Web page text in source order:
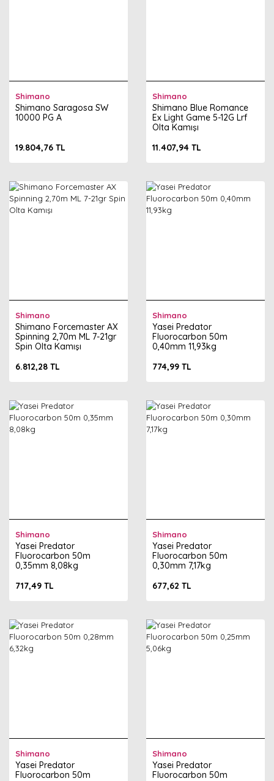
Shimano
Shimano Saragosa SW
10000 PG A
19.804,76 TL
Shimano
Shimano Blue Romance
Ex Light Game 5-12G Lrf
Olta Kamışı
11.407,94 TL
Shimano
Shimano Forcemaster AX
Spinning 2,70m ML 7-21gr
Spin Olta Kamışı
6.812,28 TL
Shimano
Yasei Predator
Fluorocarbon 50m
0,40mm 11,93kg
774,99 TL
Shimano
Yasei Predator
Fluorocarbon 50m
0,35mm 8,08kg
717,49 TL
Shimano
Yasei Predator
Fluorocarbon 50m
0,30mm 7,17kg
677,62 TL
Shimano
Yasei Predator
Fluorocarbon 50m
Shimano
Yasei Predator
Fluorocarbon 50m